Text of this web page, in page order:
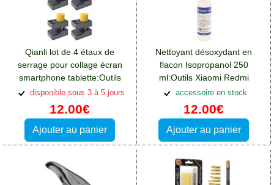
Qianli lot de 4 étaux de
serrage pour collage écran
smartphone tablette:Outils
Xiaomi Redmi 13(4G)
disponible sous 3 à 5 jours
12.00€
Ajouter au panier
Nettoyant désoxydant en
flacon Isopropanol 250
ml:Outils Xiaomi Redmi
13(4G)
accessoire en stock
12.00€
Ajouter au panier